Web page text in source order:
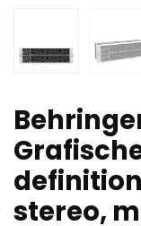
stereo,